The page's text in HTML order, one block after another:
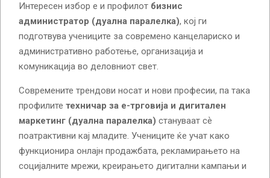
Интересен избор е и профилот бизнис
администратор (дуална паралелка), кој ги
подготвува учениците за современо канцелариско и
административно работење, организација и
комуникација во деловниот свет.
Современите трендови носат и нови професии, па така
профилите техничар за е-трговија и дигитален
маркетинг (дуална паралелка) стануваат сѐ
поатрактивни кај младите. Учениците ќе учат како
функционира онлајн продажбата, рекламирањето на
социјалните мрежи, креирањето дигитални кампањи и